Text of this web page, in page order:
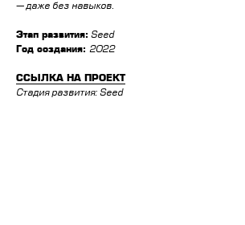
— даже без навыков.
Этап развития: Seed
Год создания: 2022
ССЫЛКА НА ПРОЕКТ
Стадия развития: Seed